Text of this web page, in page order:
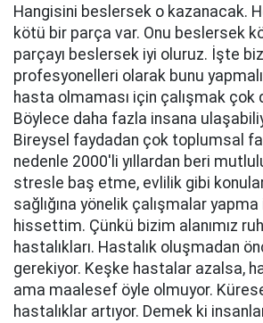
Hangisini beslersek o kazanacak.
kötü bir parça var. Onu beslersek
parçayı beslersek iyi oluruz. İşte
profesyonelleri olarak bunu
hasta olmaması için çalışmak çok
Böylece daha fazla insana
Bireysel faydadan çok toplumsal
nedenle 2000'li yıllardan beri
stresle baş etme, evlilik gibi
sağlığına yönelik çalışmalar yapma
hissettim. Çünkü bizim alanımız ruh
hastalıkları. Hastalık oluşmadan
gerekiyor. Keşke hastalar azalsa,
ama maalesef öyle olmuyor.
hastalıklar artıyor. Demek ki